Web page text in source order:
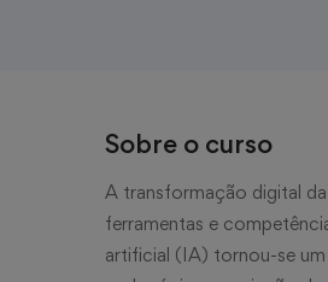
Sobre o curso
A transformação digital
ferramentas e
artificial (IA) tornou-se